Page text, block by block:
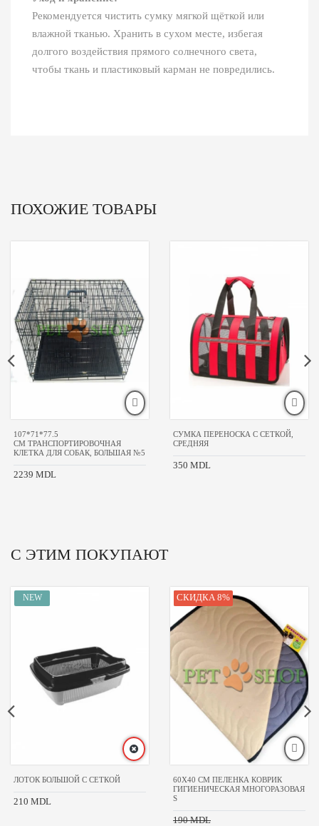
Рекомендуется чистить сумку мягкой щёткой или
влажной тканью. Хранить в сухом месте, избегая
долгого воздействия прямого солнечного света,
чтобы ткань и пластиковый карман не повредились.
ПОХОЖИЕ ТОВАРЫ
107*71*77.5
CM ТРАНСПОРТИРОВОЧНАЯ
КЛЕТКА ДЛЯ СОБАК, БОЛЬШАЯ №5
2239 MDL
СУМКА ПЕРЕНОСКА С СЕТКОЙ,
СРЕДНЯЯ
350 MDL
С ЭТИМ ПОКУПАЮТ
ЛОТОК БОЛЬШОЙ С СЕТКОЙ
210 MDL
СКИДКА 8%
60Х40 CM ПЕЛЕНКА КОВРИК
ГИГИЕНИЧЕСКАЯ МНОГОРАЗОВАЯ
S
190 MDL